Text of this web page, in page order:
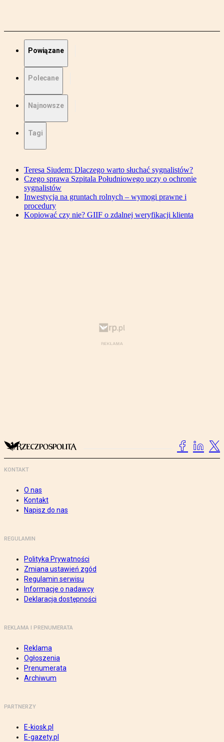
Powiązane
Polecane
Najnowsze
Tagi
Teresa Siudem: Dlaczego warto słuchać sygnalistów?
Czego sprawa Szpitala Południowego uczy o ochronie
sygnalistów
Inwestycja na gruntach rolnych – wymogi prawne i
procedury
Kopiować czy nie? GIIF o zdalnej weryfikacji klienta
KONTAKT
O nas
Kontakt
Napisz do nas
REGULAMIN
Polityka Prywatności
Zmiana ustawień zgód
Regulamin serwisu
Informacje o nadawcy
Deklaracja dostępności
REKLAMA I PRENUMERATA
Reklama
Ogłoszenia
Prenumerata
Archiwum
PARTNERZY
E-kiosk.pl
E-gazety.pl